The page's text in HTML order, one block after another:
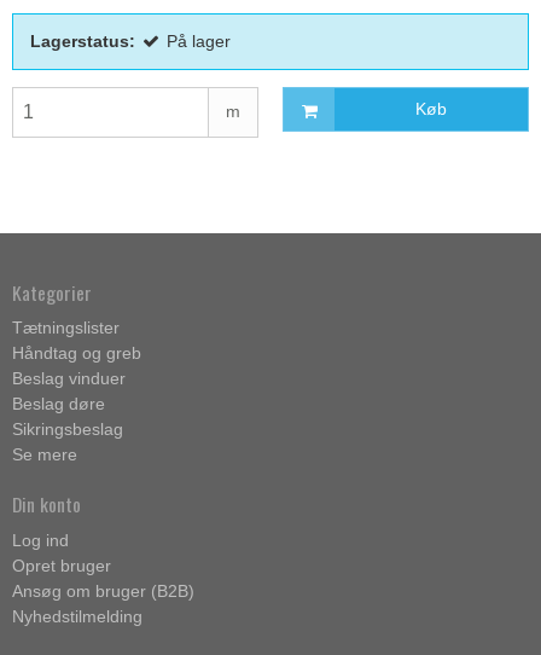
Lagerstatus: På lager
m Køb
Kategorier
Tætningslister
Håndtag og greb
Beslag vinduer
Beslag døre
Sikringsbeslag
Se mere
Din konto
Log ind
Opret bruger
Ansøg om bruger (B2B)
Nyhedstilmelding